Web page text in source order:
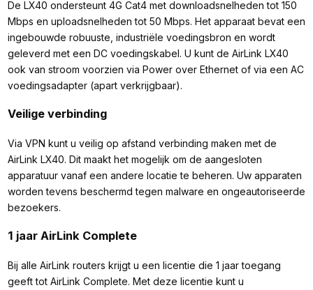
De LX40 ondersteunt 4G Cat4 met downloadsnelheden tot 150
Mbps en uploadsnelheden tot 50 Mbps. Het apparaat bevat een
ingebouwde robuuste, industriële voedingsbron en wordt
geleverd met een DC voedingskabel. U kunt de AirLink LX40
ook van stroom voorzien via Power over Ethernet of via een AC
voedingsadapter (apart verkrijgbaar).
Veilige verbinding
Via VPN kunt u veilig op afstand verbinding maken met de
AirLink LX40. Dit maakt het mogelijk om de aangesloten
apparatuur vanaf een andere locatie te beheren. Uw apparaten
worden tevens beschermd tegen malware en ongeautoriseerde
bezoekers.
1 jaar AirLink Complete
Bij alle AirLink routers krijgt u een licentie die 1 jaar toegang
geeft tot AirLink Complete. Met deze licentie kunt u